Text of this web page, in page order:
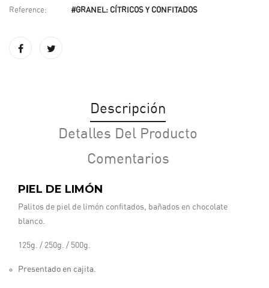
Reference: #GRANEL: CÍTRICOS Y CONFITADOS
Descripción
Detalles Del Producto
Comentarios
PIEL DE LIMÓN
Palitos de piel de limón confitados, bañados en chocolate
blanco.
125g. / 250g. / 500g.
Presentado en cajita.